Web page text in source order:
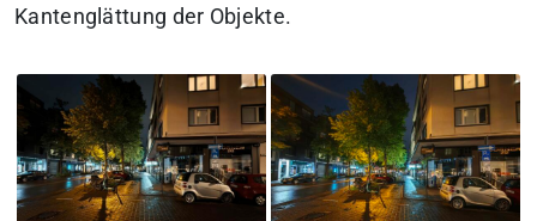
Kantenglättung der Objekte.